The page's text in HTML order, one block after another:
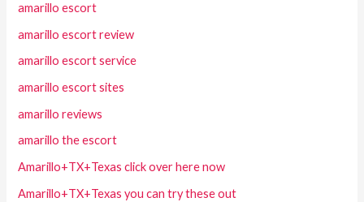
amarillo escort
amarillo escort review
amarillo escort service
amarillo escort sites
amarillo reviews
amarillo the escort
Amarillo+TX+Texas click over here now
Amarillo+TX+Texas you can try these out